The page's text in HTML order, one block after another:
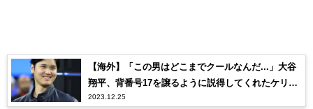
【海外】「この男はどこまでクールなんだ...」大谷
翔平、背番号17を譲るように説得してくれたケリー
妻への規格外プレゼントに世界が衝撃！
2023.12.25